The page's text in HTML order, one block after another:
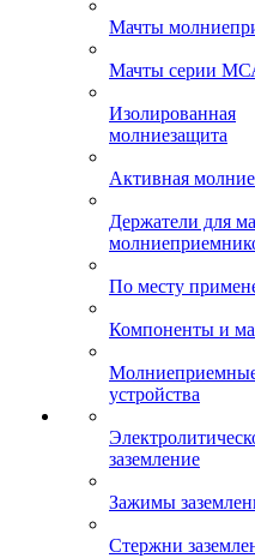
Мачты
Мачты серии
Изолированная
молниезащита
Активная
Держатели для
По месту
Компоненты и
устройства
заземление
Зажимы
Стержни